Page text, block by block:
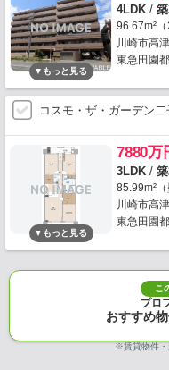
4LDK /
96.67m²
川崎市高
東急田園
コスモ・ザ・ガーデン二
7880万
3LDK /
85.99m²（
川崎市高
東急田園
こ
プロ
おすすめ
※賃貸物件・